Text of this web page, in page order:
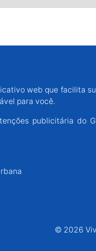
web que facilita
para você.
publicitária do
© 2026